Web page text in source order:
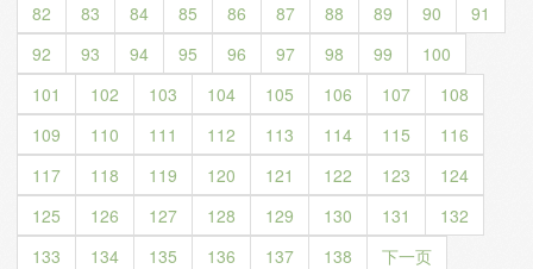
82
83 84 85 86 87 88 89 90
91
92
93 94 95 96 97 98 99
100
101
102 103 104 105 106 107
108
109
110 111 112 113 114 115
116
117
118 119 120 121 122 123
124
125
126 127 128 129 130 131
132
133
134 135 136 137 138
下一页